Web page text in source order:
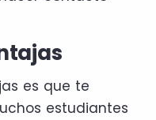
es que te
estudiantes